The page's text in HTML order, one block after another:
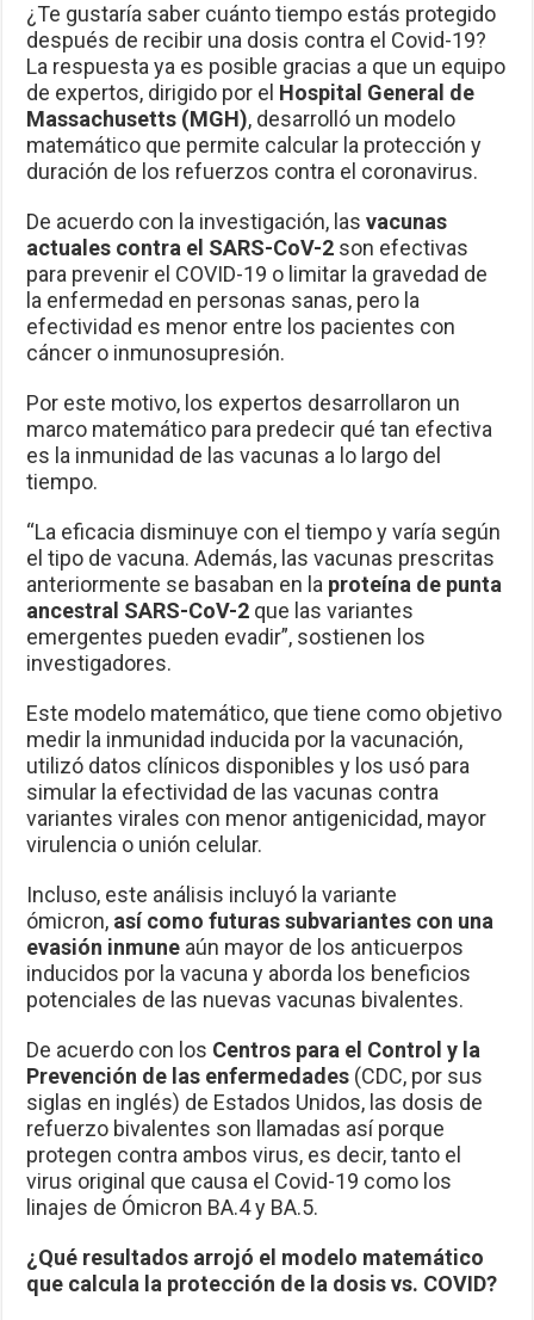
¿Te gustaría saber cuánto tiempo estás protegido
después de recibir una dosis contra el Covid-19?
La respuesta ya es posible gracias a que un equipo
de expertos, dirigido por el Hospital General de
Massachusetts (MGH), desarrolló un modelo
matemático que permite calcular la protección y
duración de los refuerzos contra el coronavirus.
De acuerdo con la investigación, las vacunas
actuales contra el SARS-CoV-2 son efectivas
para prevenir el COVID-19 o limitar la gravedad de
la enfermedad en personas sanas, pero la
efectividad es menor entre los pacientes con
cáncer o inmunosupresión.
Por este motivo, los expertos desarrollaron un
marco matemático para predecir qué tan efectiva
es la inmunidad de las vacunas a lo largo del
tiempo.
“La eficacia disminuye con el tiempo y varía según
el tipo de vacuna. Además, las vacunas prescritas
anteriormente se basaban en la proteína de punta
ancestral SARS-CoV-2 que las variantes
emergentes pueden evadir”, sostienen los
investigadores.
Este modelo matemático, que tiene como objetivo
medir la inmunidad inducida por la vacunación,
utilizó datos clínicos disponibles y los usó para
simular la efectividad de las vacunas contra
variantes virales con menor antigenicidad, mayor
virulencia o unión celular.
Incluso, este análisis incluyó la variante
ómicron, así como futuras subvariantes con una
evasión inmune aún mayor de los anticuerpos
inducidos por la vacuna y aborda los beneficios
potenciales de las nuevas vacunas bivalentes.
De acuerdo con los Centros para el Control y la
Prevención de las enfermedades (CDC, por sus
siglas en inglés) de Estados Unidos, las dosis de
refuerzo bivalentes son llamadas así porque
protegen contra ambos virus, es decir, tanto el
virus original que causa el Covid-19 como los
linajes de Ómicron BA.4 y BA.5.
¿Qué resultados arrojó el modelo matemático
que calcula la protección de la dosis vs. COVID?